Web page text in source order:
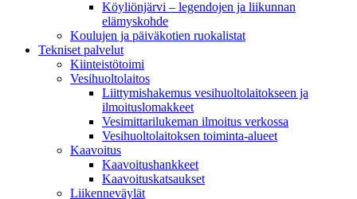
Köyliönjärvi – legendojen ja liikunnan
elämyskohde
Koulujen ja päiväkotien ruokalistat
Tekniset palvelut
Kiinteistötoimi
Vesihuoltolaitos
Liittymishakemus vesihuoltolaitokseen ja
ilmoituslomakkeet
Vesimittarilukeman ilmoitus verkossa
Vesihuoltolaitoksen toiminta-alueet
Kaavoitus
Kaavoitushankkeet
Kaavoituskatsaukset
Liikenneväylät